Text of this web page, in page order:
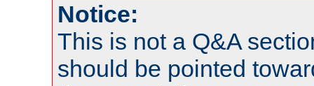
Notice:
This is not a Q&A
should be pointed